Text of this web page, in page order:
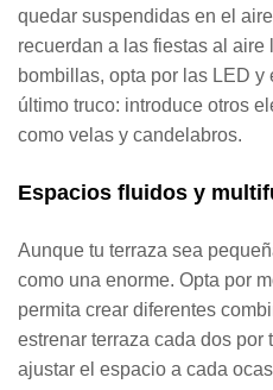
quedar suspendidas en el
recuerdan a las fiestas al
bombillas, opta por las LED y
último truco: introduce otros
como velas y candelabros.
Espacios fluidos y
Aunque tu terraza sea
como una enorme. Opta por
permita crear diferentes
estrenar terraza cada dos por
ajustar el espacio a cada